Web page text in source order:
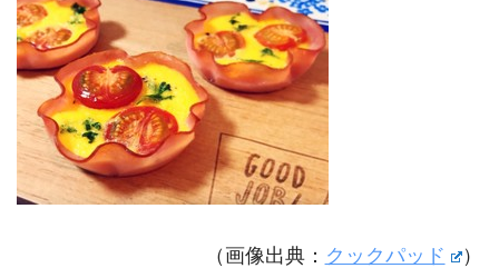
（画像出典： クックパッド ）